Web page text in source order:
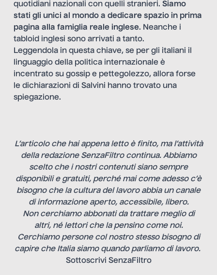
quotidiani nazionali con quelli stranieri. Siamo
stati gli unici al mondo a dedicare spazio in prima
pagina alla famiglia reale inglese. Neanche i
tabloid inglesi sono arrivati a tanto.
Leggendola in questa chiave, se per gli italiani il
linguaggio della politica internazionale è
incentrato su gossip e pettegolezzo, allora forse
le dichiarazioni di Salvini hanno trovato una
spiegazione.
L’articolo che hai appena letto è finito, ma l’attività
della redazione SenzaFiltro continua. Abbiamo
scelto che i nostri contenuti siano sempre
disponibili e gratuiti, perché mai come adesso c’è
bisogno che la cultura del lavoro abbia un canale
di informazione aperto, accessibile, libero.
Non cerchiamo abbonati da trattare meglio di
altri, né lettori che la pensino come noi.
Cerchiamo persone col nostro stesso bisogno di
capire che Italia siamo quando parliamo di lavoro.
Sottoscrivi SenzaFiltro